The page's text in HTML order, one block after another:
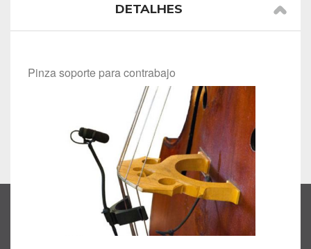
DETALHES
Pinza soporte para contrabajo